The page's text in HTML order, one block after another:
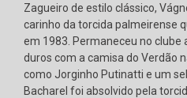
Zagueiro de estilo clássico,
carinho da torcida palmeirense
em 1983. Permaneceu no
duros com a camisa do Verdão
como Jorginho Putinatti e um
Bacharel foi absolvido pela